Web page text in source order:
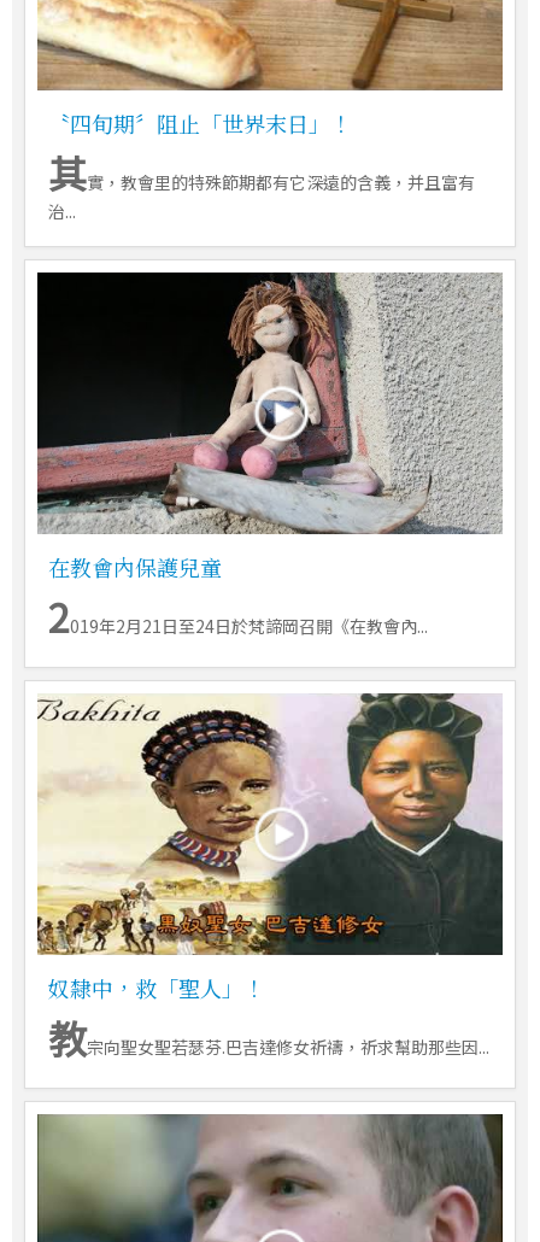
〝四旬期〞阻止「世界末日」！
其實，教會里的特殊節期都有它深遠的含義，并且富有
治...
在教會內保護兒童
2019年2月21日至24日於梵諦岡召開《在教會內...
奴隸中，救「聖人」！
教宗向聖女聖若瑟芬.巴吉達修女祈禱，祈求幫助那些因...